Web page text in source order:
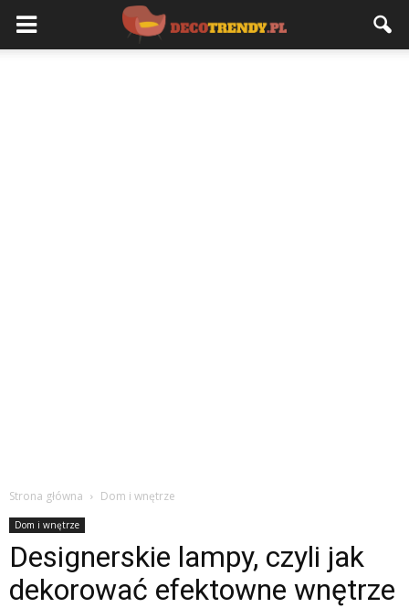
Strona główna Dom i wnętrze
Dom i wnętrze
Designerskie lampy, czyli jak
dekorować efektowne wnętrze